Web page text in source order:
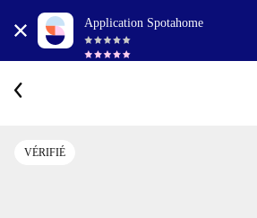
Application Spotahome
VÉRIFIÉ